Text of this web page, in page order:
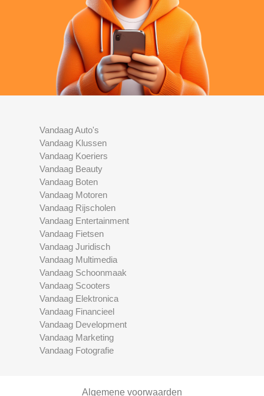
Vandaag Auto's
Vandaag Klussen
Vandaag Koeriers
Vandaag Beauty
Vandaag Boten
Vandaag Motoren
Vandaag Rijscholen
Vandaag Entertainment
Vandaag Fietsen
Vandaag Juridisch
Vandaag Multimedia
Vandaag Schoonmaak
Vandaag Scooters
Vandaag Elektronica
Vandaag Financieel
Vandaag Development
Vandaag Marketing
Vandaag Fotografie
Algemene voorwaarden